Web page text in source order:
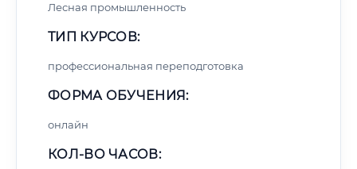
Лесная промышленность
ТИП КУРСОВ:
профессиональная переподготовка
ФОРМА ОБУЧЕНИЯ:
онлайн
КОЛ-ВО ЧАСОВ: